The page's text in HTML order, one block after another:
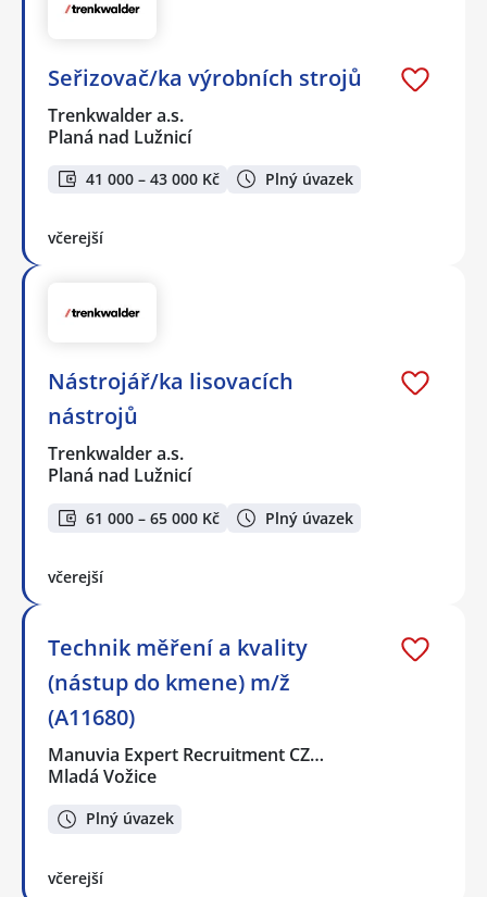
Seřizovač/ka výrobních strojů
Trenkwalder a.s.
Planá nad Lužnicí
41 000 – 43 000 Kč Plný úvazek
včerejší
Nástrojář/ka lisovacích
nástrojů
Trenkwalder a.s.
Planá nad Lužnicí
61 000 – 65 000 Kč Plný úvazek
včerejší
Technik měření a kvality
(nástup do kmene) m/ž
(A11680)
Manuvia Expert Recruitment CZ…
Mladá Vožice
Plný úvazek
včerejší